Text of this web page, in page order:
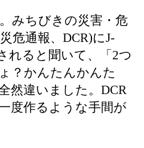
みちびきの災害・危
危通報、DCR)にJ-
れると聞いて、「2つ
？かんたんかんた
然違いました。DCR
度作るような手間が